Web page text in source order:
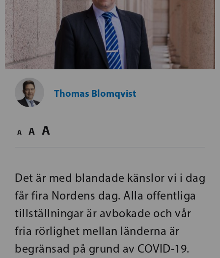
Thomas Blomqvist
A A A
Det är med blandade känslor vi i dag
får fira Nordens dag. Alla offentliga
tillställningar är avbokade och vår
fria rörlighet mellan länderna är
begränsad på grund av COVID-19.